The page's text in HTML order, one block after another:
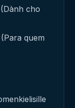
cho
quem